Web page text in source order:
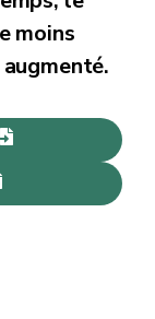
moins